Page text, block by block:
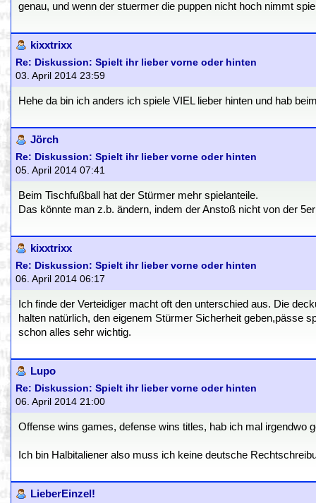
genau, und wenn der stuermer die puppen nicht hoch nimmt
kixxtrixx
Re: Diskussion: Spielt ihr lieber vorne oder hinten
03. April 2014 23:59
Hehe da bin ich anders ich spiele VIEL lieber hinten und hab
Jörch
Re: Diskussion: Spielt ihr lieber vorne oder hinten
05. April 2014 07:41
Beim Tischfußball hat der Stürmer mehr spielanteile.
Das könnte man z.b. ändern, indem der Anstoß nicht von der
kixxtrixx
Re: Diskussion: Spielt ihr lieber vorne oder hinten
06. April 2014 06:17
Ich finde der Verteidiger macht oft den unterschied aus. Die
halten natürlich, den eigenem Stürmer Sicherheit geben,pässe
schon alles sehr wichtig.
Lupo
Re: Diskussion: Spielt ihr lieber vorne oder hinten
06. April 2014 21:00
Offense wins games, defense wins titles, hab ich mal irgendwo
Ich bin Halbitaliener also muss ich keine deutsche
LieberEinzel!